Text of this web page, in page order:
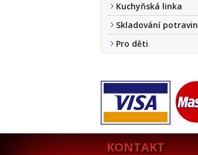
Kuchyňská linka
Skladování potravin
Pro děti
KONTAKT